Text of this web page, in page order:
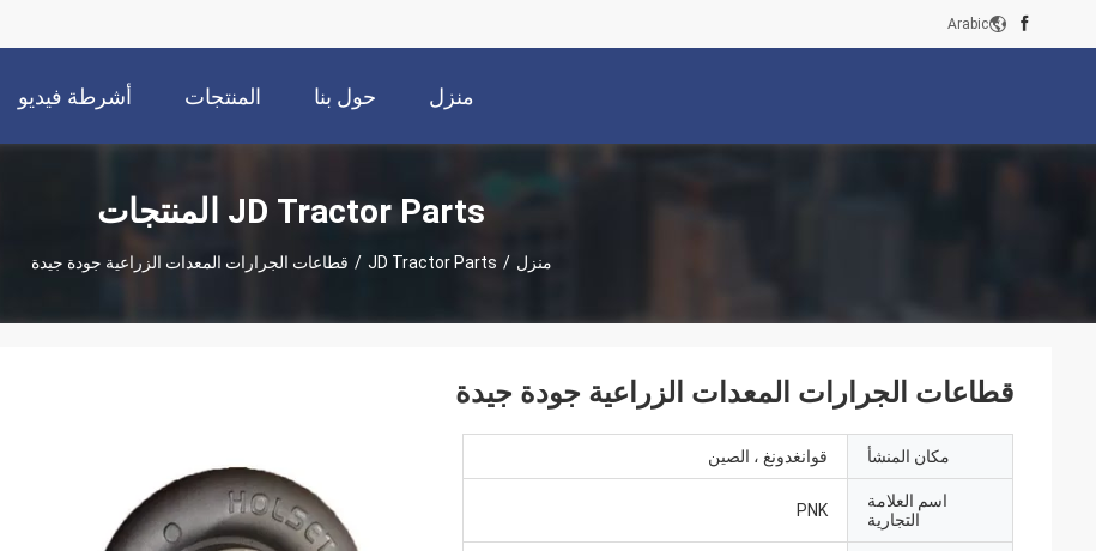
Arabic
منزل حول بنا المنتجات أشرطة فيديو
JD Tractor Parts المنتجات
منزل /
JD Tractor Parts
/ قطاعات الجرارات المعدات الزراعية جودة جيدة
قطاعات الجرارات المعدات الزراعية جودة جيدة
مكان المنشأ قوانغدونغ ، الصين
اسم العلامة
التجارية
PNK